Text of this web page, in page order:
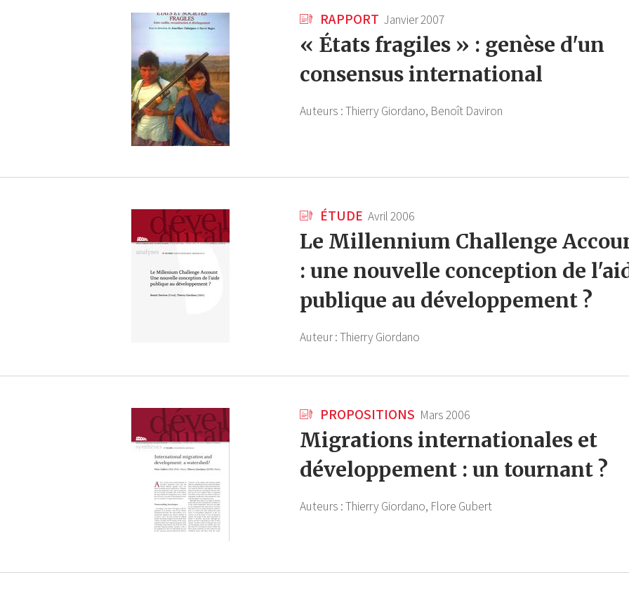
RAPPORT Janvier 2007
« États fragiles » : genèse d'un
consensus international
Auteurs :Thierry Giordano, Benoît Daviron
ÉTUDE Avril 2006
Le Millennium Challenge
: une nouvelle conception de
publique au développement ?
Auteur :Thierry Giordano
PROPOSITIONS Mars 2006
Migrations internationales et
développement : un tournant ?
Auteurs :Thierry Giordano, Flore Gubert